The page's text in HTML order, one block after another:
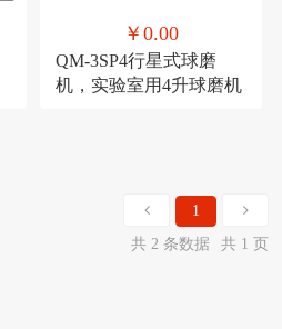
￥0.00
QM-3SP4行星式球磨
机，实验室用4升球磨机
1
共 2 条数据
共 1 页